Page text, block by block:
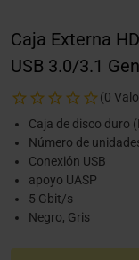
Caja Externa
USB 3.0/3.1
(0
Caja de disco duro
Número de
Conexión USB
apoyo UASP
5 Gbit/s
Negro, Gris